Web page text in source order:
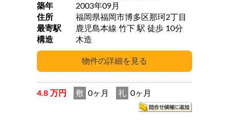
築年
2003年09月
住所
福岡県福岡市博多区那珂2丁目
最寄駅
鹿児島本線 竹下 駅 徒歩 10分
構造
木造
4.8 万円 敷 0ヶ月 礼 0ヶ月